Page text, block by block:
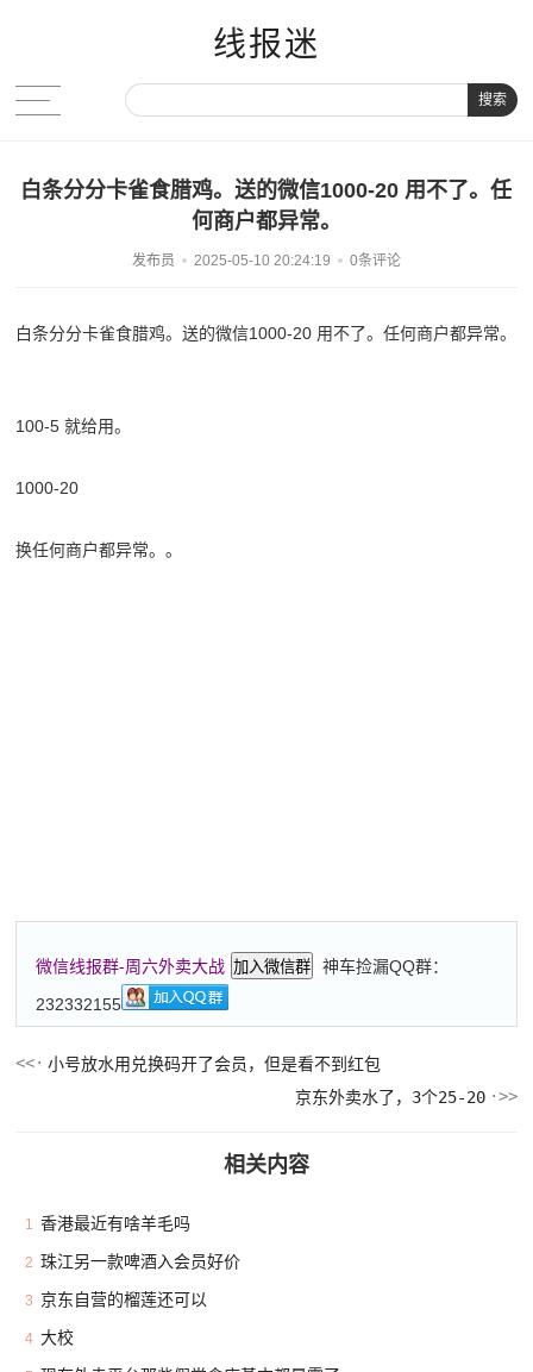
线报迷
搜索
白条分分卡雀食腊鸡。送的微信1000-20 用不了。任
何商户都异常。
发布员 2025-05-10 20:24:19 0条评论
白条分分卡雀食腊鸡。送的微信1000-20 用不了。任何商户都异常。
100-5 就给用。
1000-20
换任何商户都异常。。
微信线报群-周六外卖大战 加入微信群
神车捡漏QQ群：
232332155
小号放水用兑换码开了会员，但是看不到红包
京东外卖水了，3个25-20
相关内容
1 香港最近有啥羊毛吗
2 珠江另一款啤酒入会员好价
3 京东自营的榴莲还可以
4 大校